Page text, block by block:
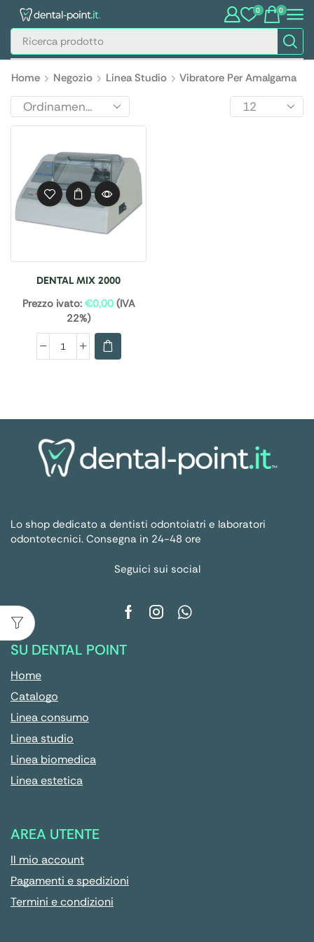
0 0
Home Negozio Linea Studio Vibratore Per Amalgama
DENTAL MIX 2000
Prezzo ivato: €0,00(IVA
22%)
Lo shop dedicato a dentisti odontoiatri e laboratori
odontotecnici. Consegna in 24-48 ore
Seguici sui social
SU DENTAL POINT
Home
Catalogo
Linea consumo
Linea studio
Linea biomedica
Linea estetica
AREA UTENTE
Il mio account
Pagamenti e spedizioni
Termini e condizioni